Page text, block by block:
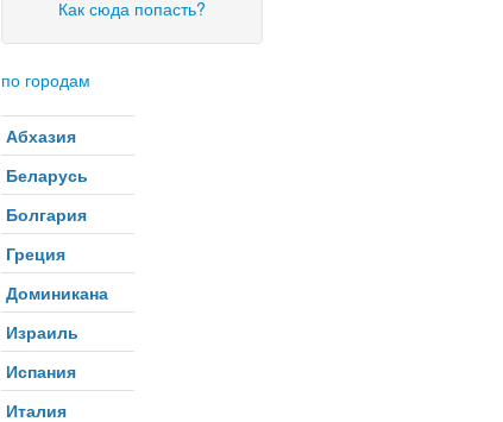
Как сюда попасть?
по городам
Абхазия
Беларусь
Болгария
Греция
Доминикана
Израиль
Испания
Италия